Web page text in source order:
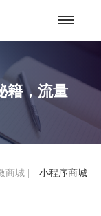
籍，流量
小程序商城
商城